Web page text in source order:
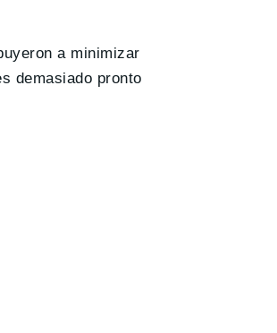
a minimizar
demasiado pronto